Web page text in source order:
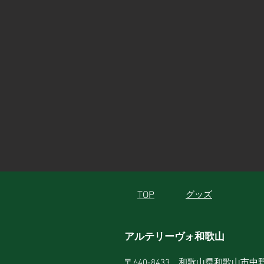
TOP グッズ
アルテリーヴォ和歌山